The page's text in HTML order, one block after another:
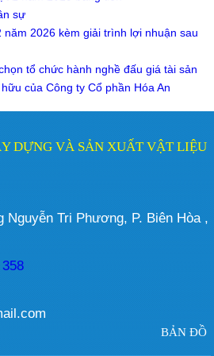
sự
năm 2026 kèm giải trình lợi nhuận sau
tổ chức hành nghề đấu giá tài sản
của Công ty Cổ phần Hóa An
DỰNG VÀ SẢN XUẤT VẬT LIỆU
Tri Phương, P. Biên Hòa ,
BẢN ĐỒ